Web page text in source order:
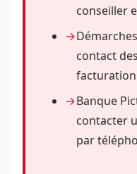
conseiller
contact
Banque
contacter
par